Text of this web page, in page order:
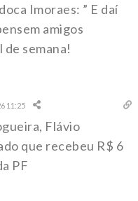
Imoraes: ” E daí
amigos
semana!
11:25
Flávio
que recebeu R$ 6
PF